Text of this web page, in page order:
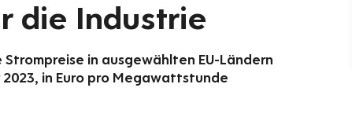
die Industrie
in ausgewählten EU-Ländern
in Euro pro Megawattstunde